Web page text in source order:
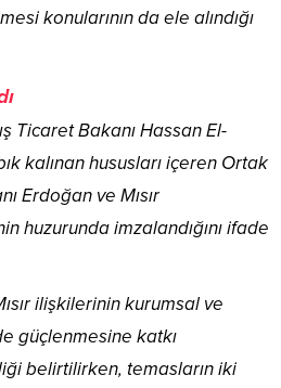
konularının da ele alındığı
Ticaret Bakanı Hassan El-
kalınan hususları içeren Ortak
Erdoğan ve Mısır
huzurunda imzalandığını ifade
ilişkilerinin kurumsal ve
güçlenmesine katkı
belirtilirken, temasların iki